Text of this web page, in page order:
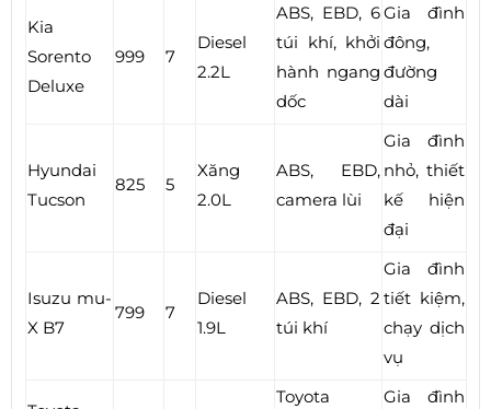
Kia
Sorento
Deluxe
999 7
Diesel
2.2L
ABS, EBD, 6
túi khí, khởi
hành ngang
dốc
Gia đình
đông,
đường
dài
Hyundai
Tucson
825 5
Xăng
2.0L
ABS, EBD,
camera lùi
Gia đình
nhỏ, thiết
kế hiện
đại
Isuzu mu-
X B7
799 7
Diesel
1.9L
ABS, EBD, 2
túi khí
Gia đình
tiết kiệm,
chạy dịch
vụ
Toyota
Gia đình